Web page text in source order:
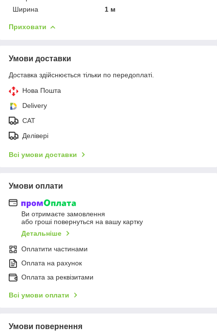
Ширина
1 м
Приховати
Умови доставки
Доставка здійснюється тільки по передоплаті.
Нова Пошта
Delivery
CAT
Делівері
Всі умови доставки
Умови оплати
Ви отримаєте замовлення
або гроші повернуться на вашу картку
Детальніше
Оплатити частинами
Оплата на рахунок
Оплата за реквізитами
Всі умови оплати
Умови повернення